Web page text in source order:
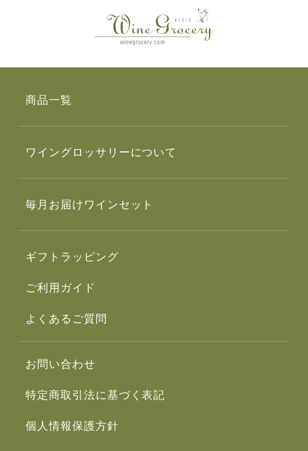
商品一覧
ワイングロッサリーについて
毎月お届けワインセット
ギフトラッピング
ご利用ガイド
よくあるご質問
お問い合わせ
特定商取引法に基づく表記
個人情報保護方針